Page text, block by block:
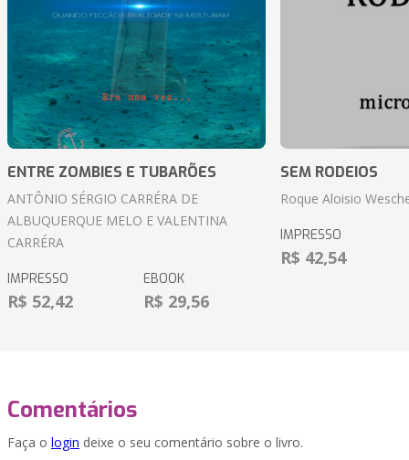
ENTRE ZOMBIES E TUBARÕES
ANTÔNIO SÉRGIO CARRÉRA DE
ALBUQUERQUE MELO E VALENTINA
CARRÉRA
IMPRESSO
R$ 52,42
EBOOK
R$ 29,56
SEM RODEIOS
Roque Aloisio
IMPRESSO
R$ 42,54
Comentários
Faça o login deixe o seu comentário sobre o livro.